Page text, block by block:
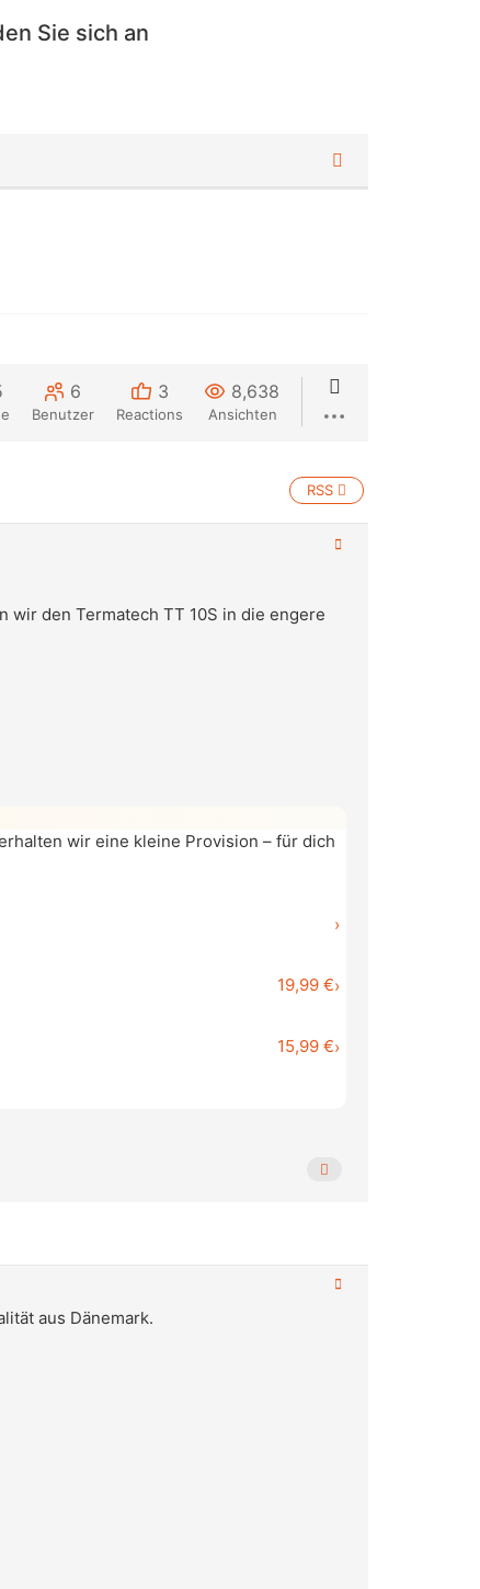
Sie sich an
6
Benutzer
3
Reactions
8,638
Ansichten
RSS
wir den Termatech TT 10S in die engere
wir eine kleine Provision – für dich
›
19,99 €›
15,99 €›
aus Dänemark.